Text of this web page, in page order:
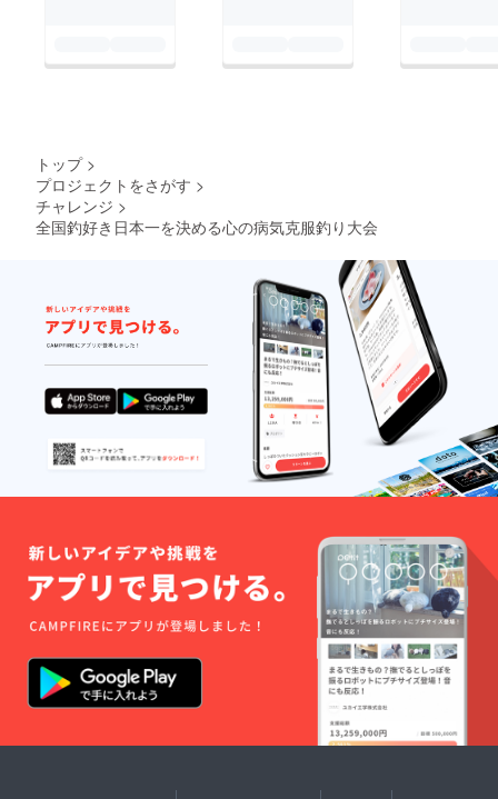
トップ >
プロジェクトをさがす >
チャレンジ >
全国釣好き日本一を決める心の病気克服釣り大会